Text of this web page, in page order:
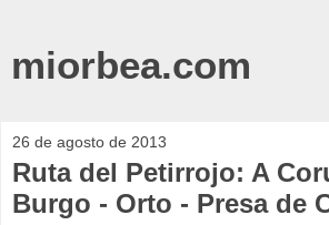
miorbea.com
26 de agosto de 2013
Ruta del Petirrojo: A
Burgo - Orto - Presa de